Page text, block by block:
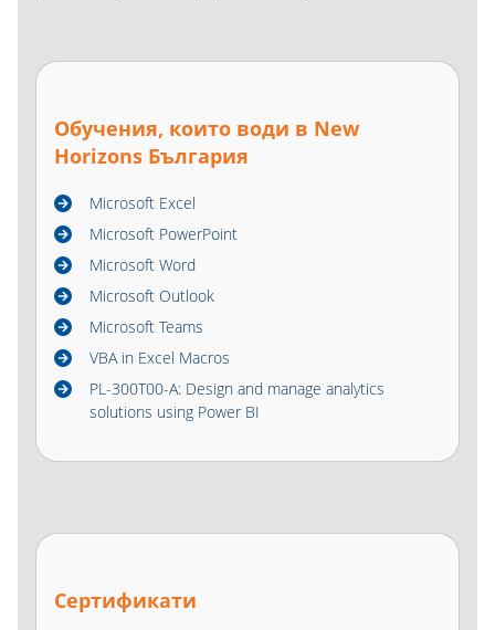
Обучения, които води в New
Horizons България
Microsoft Excel
Microsoft PowerPoint
Microsoft Word
Microsoft Outlook
Microsoft Teams
VBA in Excel Macros
PL-300T00-A: Design and manage analytics
solutions using Power BI
Сертификати